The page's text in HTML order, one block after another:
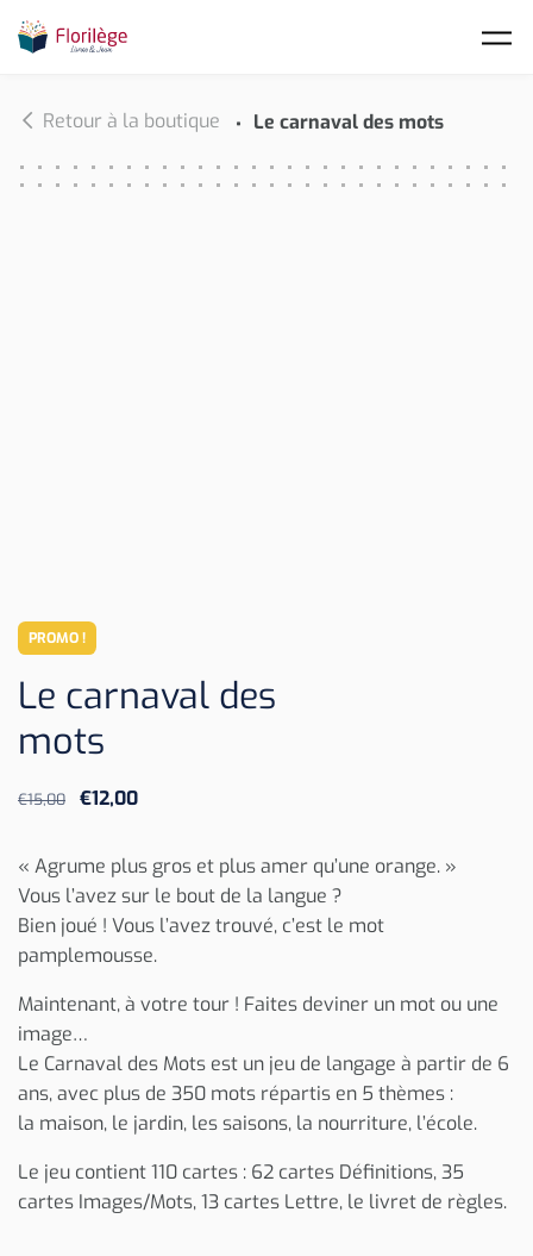
Retour à la boutique Le carnaval des mots
PROMO !
Le carnaval des
mots
€15,00
Le
initial
était :
€15,00.
€12,00Le
actuel
est :
€12,00.
« Agrume plus gros et plus amer qu’une orange. »
Vous l’avez sur le bout de la langue ?
Bien joué ! Vous l’avez trouvé, c’est le mot
pamplemousse.
Maintenant, à votre tour ! Faites deviner un mot ou une
image…
Le Carnaval des Mots est un jeu de langage à partir de 6
ans, avec plus de 350 mots répartis en 5 thèmes :
la maison, le jardin, les saisons, la nourriture, l’école.
Le jeu contient 110 cartes : 62 cartes Définitions, 35
cartes Images/Mots, 13 cartes Lettre, le livret de règles.